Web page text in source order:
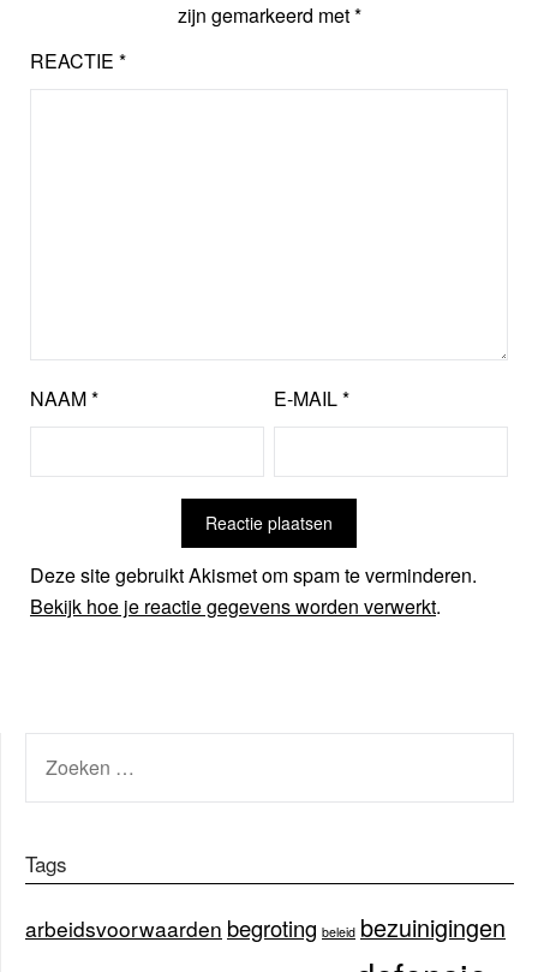
zijn gemarkeerd met*
REACTIE *
NAAM* E-MAIL*
Deze site gebruikt Akismet om spam te verminderen.
Bekijk hoe je reactie gegevens worden verwerkt.
NAAR:
Tags
arbeidsvoorwaarden begroting beleid bezuinigingen